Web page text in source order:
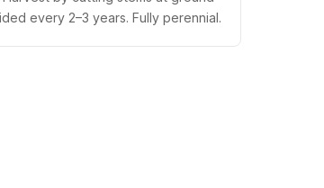
every 2–3 years. Fully perennial.